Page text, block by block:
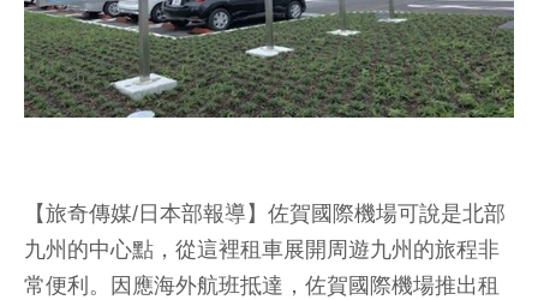
【旅奇傳媒/日本部報導】佐賀國際機場可說是北部
九州的中心點，從這裡租車展開周遊九州的旅程非
常便利。因應海外航班抵達，佐賀國際機場推出租